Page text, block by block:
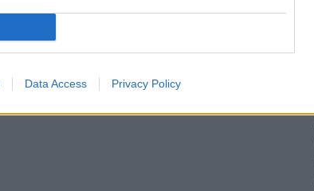
Data Access Privacy Policy